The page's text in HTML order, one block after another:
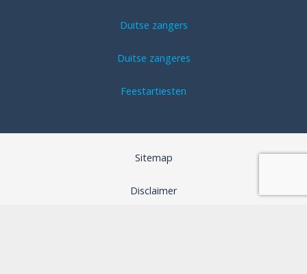
Duitse zangers
Duitse zangeres
Feestartiesten
Sitemap
Disclaimer